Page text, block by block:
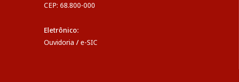
CEP: 68.800-000
Eletrônico:
Ouvidoria / e-SIC